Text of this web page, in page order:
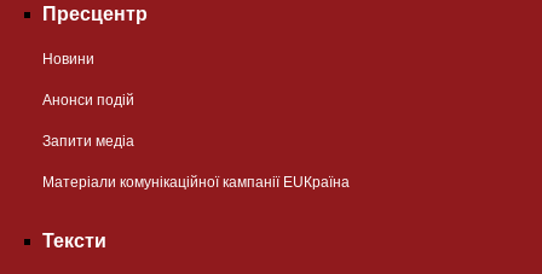
Пресцентр
Новини
Анонси подій
Запити медіа
Матеріали комунікаційної кампанії EUКраїна
Тексти